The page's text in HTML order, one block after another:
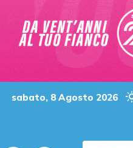
sabato, 8 Agosto 2026